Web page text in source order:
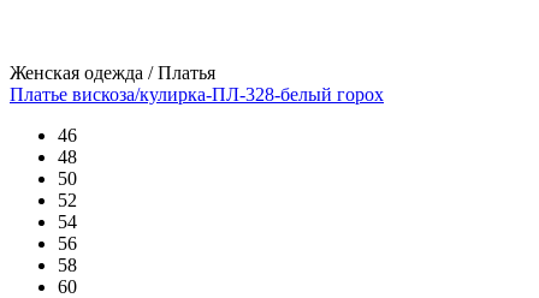
Женская одежда / Платья
Платье вискоза/кулирка-ПЛ-328-белый горох
46
48
50
52
54
56
58
60